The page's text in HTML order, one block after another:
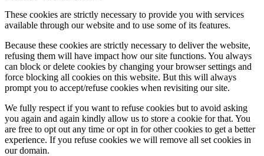
These cookies are strictly necessary to provide you with services
available through our website and to use some of its features.
Because these cookies are strictly necessary to deliver the website,
refusing them will have impact how our site functions. You always
can block or delete cookies by changing your browser settings and
force blocking all cookies on this website. But this will always
prompt you to accept/refuse cookies when revisiting our site.
We fully respect if you want to refuse cookies but to avoid asking
you again and again kindly allow us to store a cookie for that. You
are free to opt out any time or opt in for other cookies to get a better
experience. If you refuse cookies we will remove all set cookies in
our domain.